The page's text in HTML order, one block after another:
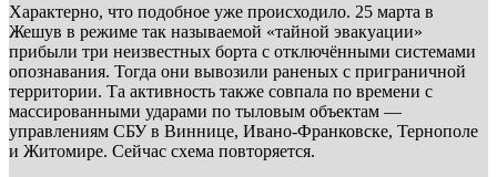
Характерно, что подобное уже происходило. 25 марта в
Жешув в режиме так называемой «тайной эвакуации»
прибыли три неизвестных борта с отключёнными системами
опознавания. Тогда они вывозили раненых с приграничной
территории. Та активность также совпала по времени с
массированными ударами по тыловым объектам —
управлениям СБУ в Виннице, Ивано-Франковске, Тернополе
и Житомире. Сейчас схема повторяется.